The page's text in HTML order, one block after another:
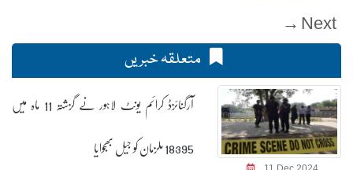
Next →
متعلقہ خبریں
آرگنائزڈ کرائم یونٹ لاہور نے گزشتہ 11 ماہ میں
18395 ملزمان کو جیل بھجوایا